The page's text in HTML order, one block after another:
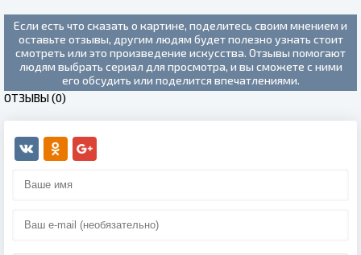
Если есть что сказать о картине, поделитесь своим мнением и
оставьте отзывы, другим людям будет полезно узнать стоит
смотреть или это произведение искусства. Отзывы помогают
людям выбрать сериал для просмотра, и вы сможете с ними
его обсудить или поделится впечатлениями.
ОТЗЫВЫ (0)